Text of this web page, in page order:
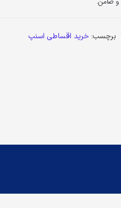
برچسب: خرید اقساطی اسنپ